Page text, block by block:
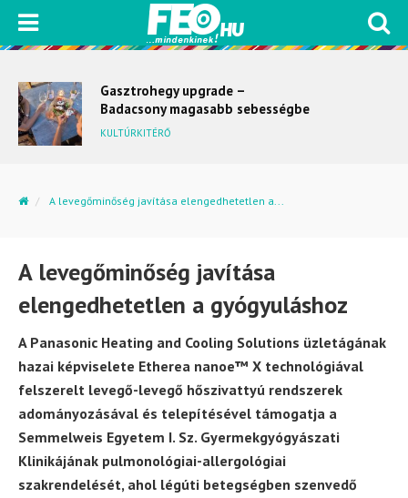
Gasztrohegy upgrade –
Badacsony magasabb sebességbe
kapcsol
KULTÚRKITÉRŐ
A levegőminőség javítása elengedhetetlen a...
A levegőminőség javítása
elengedhetetlen a gyógyuláshoz
A Panasonic Heating and Cooling Solutions üzletágának
hazai képviselete Etherea nanoe™ X technológiával
felszerelt levegő-levegő hőszivattyú rendszerek
adományozásával és telepítésével támogatja a
Semmelweis Egyetem I. Sz. Gyermekgyógyászati
Klinikájának pulmonológiai-allergológiai
szakrendelését, ahol légúti betegségben szenvedő